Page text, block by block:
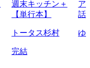
週末キッチン＋
【単行本】
トータス杉村
完結
ア
話
ゆ